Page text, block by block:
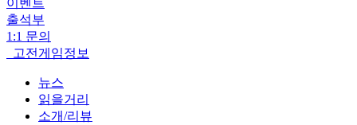
이벤트
출석부
1:1 문의
고전게임정보
뉴스
읽을거리
소개/리뷰